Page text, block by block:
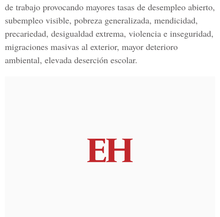
de trabajo provocando mayores tasas de desempleo abierto,
subempleo visible, pobreza generalizada, mendicidad,
precariedad, desigualdad extrema, violencia e inseguridad,
migraciones masivas al exterior, mayor deterioro
ambiental, elevada deserción escolar.